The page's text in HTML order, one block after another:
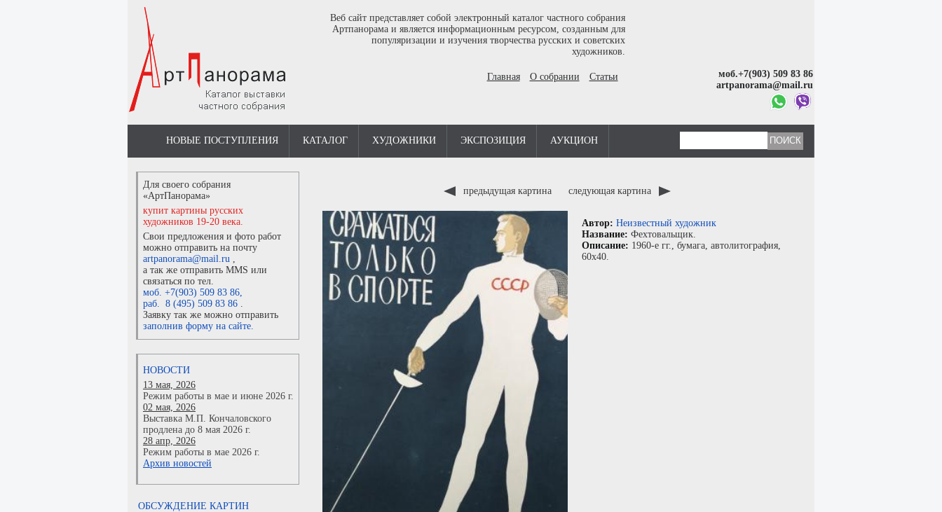
Веб сайт представляет собой электронный каталог частного собрания
Артпанорама и является информационным ресурсом, созданным для
популяризации и изучения творчества русских и советских
художников.
Главная О собрании Статьи
моб.+7(903) 509 83 86
artpanorama@mail.ru
НОВЫЕ ПОСТУПЛЕНИЯ КАТАЛОГ ХУДОЖНИКИ ЭКСПОЗИЦИЯ АУКЦИОН
Для своего собрания
«АртПанорама»
купит картины русских
художников 19-20 века.
Свои предложения и фото работ
можно отправить на почту
artpanorama@mail.ru ,
а так же отправить MMS или
связаться по тел.
моб. +7(903) 509 83 86,
раб. 8 (495) 509 83 86 .
Заявку так же можно отправить
заполнив форму на сайте.
НОВОСТИ
13 мая, 2026
Режим работы в мае и июне 2026 г.
02 мая, 2026
Выставка М.П. Кончаловского
продлена до 8 мая 2026 г.
28 апр, 2026
Режим работы в мае 2026 г.
Архив новостей
ОБСУЖДЕНИЕ КАРТИН
предыдущая картина следующая картина
Автор: Неизвестный художник
Название: Фехтовальщик.
Описание: 1960-е гг., бумага, автолитография,
60x40.